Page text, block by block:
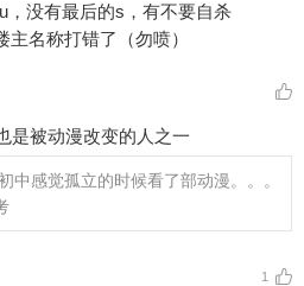
，没有最后的s，有不要自杀
主名称打错了（勿喷）
是被动漫改变的人之一
中感觉孤立的时候看了部动漫。。。
1